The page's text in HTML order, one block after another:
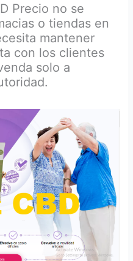
Precio no se
o tiendas en
mantener
con los clientes
solo a